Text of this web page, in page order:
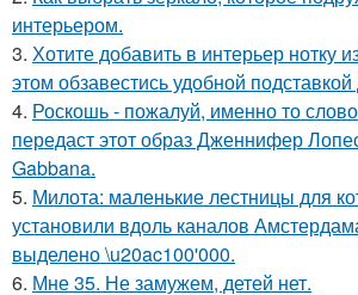
интерьером.
3. Хотите добавить в интерьер нотку
этом обзавестись удобной
4. Роскошь - пожалуй, именно то
передаст этот образ Дженнифер
Gabbana.
5. Милота: маленькие лестницы для
установили вдоль каналов
выделено \u20ac100'000.
6. Мне 35. Не замужем, детей нет.